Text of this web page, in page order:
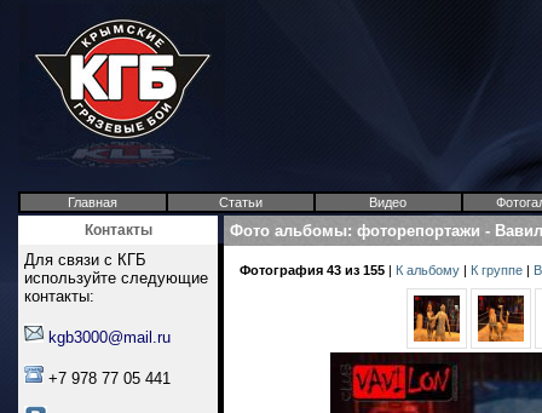
Главная Статьи Видео
Контакты
Для связи с КГБ
используйте следующие
контакты:
kgb3000@mail.ru
+7 978 77 05 441
Фото альбомы: фоторепортажи -
Фотография 43 из 155 | К альбому | К группе |